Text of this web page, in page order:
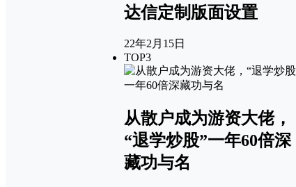
达信定制版面设置
22年2月15日
TOP3
从散户成为游资大佬，
“退学炒股”一年60倍深
藏功与名